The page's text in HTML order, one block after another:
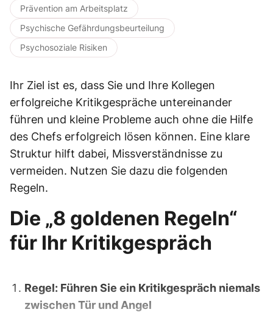
Prävention am Arbeitsplatz
Psychische Gefährdungsbeurteilung
Psychosoziale Risiken
Ihr Ziel ist es, dass Sie und Ihre Kollegen
erfolgreiche Kritikgespräche untereinander
führen und kleine Probleme auch ohne die Hilfe
des Chefs erfolgreich lösen können. Eine klare
Struktur hilft dabei, Missverständnisse zu
vermeiden. Nutzen Sie dazu die folgenden
Regeln.
Die „8 goldenen Regeln“
für Ihr Kritikgespräch
Regel: Führen Sie ein Kritikgespräch niemals
zwischen Tür und Angel